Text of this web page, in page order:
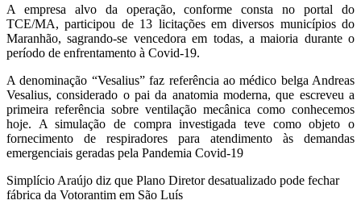
A empresa alvo da operação, conforme consta no portal do
TCE/MA, participou de 13 licitações em diversos municípios do
Maranhão, sagrando-se vencedora em todas, a maioria durante o
período de enfrentamento à Covid-19.
A denominação “Vesalius” faz referência ao médico belga Andreas
Vesalius, considerado o pai da anatomia moderna, que escreveu a
primeira referência sobre ventilação mecânica como conhecemos
hoje. A simulação de compra investigada teve como objeto o
fornecimento de respiradores para atendimento às demandas
emergenciais geradas pela Pandemia Covid-19
Simplício Araújo diz que Plano Diretor desatualizado pode fechar
fábrica da Votorantim em São Luís